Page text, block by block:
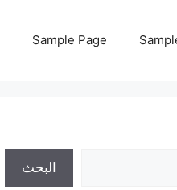
Sample Page
البحث